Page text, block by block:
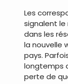
Les
signalent le
dans les
la nouvelle
pays.
longtemps
perte de